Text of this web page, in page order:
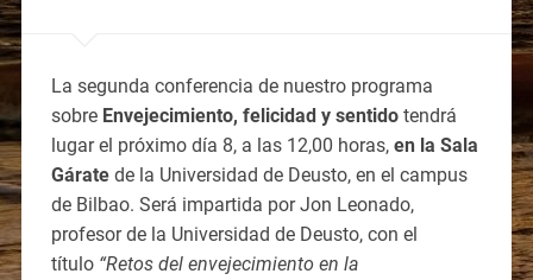
La segunda conferencia de nuestro programa
sobre Envejecimiento, felicidad y sentido tendrá
lugar el próximo día 8, a las 12,00 horas, en la Sala
Gárate de la Universidad de Deusto, en el campus
de Bilbao. Será impartida por Jon Leonado,
profesor de la Universidad de Deusto, con el
título “Retos del envejecimiento en la